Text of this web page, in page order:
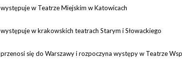
występuje w Teatrze Miejskim w Katowicach
występuje w krakowskich teatrach Starym i Słowackiego
przenosi się do Warszawy i rozpoczyna występy w Teatrze